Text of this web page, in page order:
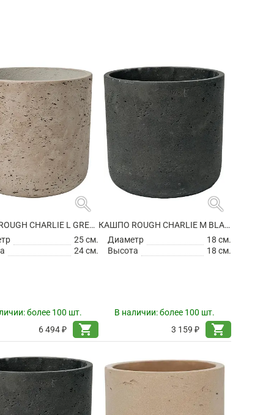
search
КАШПО ROUGH CHARLIE L GREY WASHED
25 см.
24 см.
более 100 шт.
6 494 ₽
shopping_cart
search
КАШПО ROUGH CHARLIE M BLACK WASHED
Диаметр
18 см.
Высота
18 см.
В наличии:более 100 шт.
3 159 ₽
shopping_cart